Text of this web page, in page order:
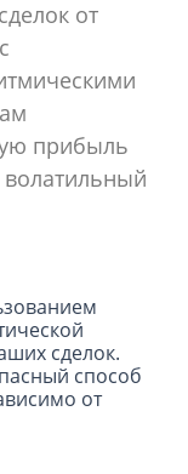
от
прибыль
волатильный
сделок.
способ
от